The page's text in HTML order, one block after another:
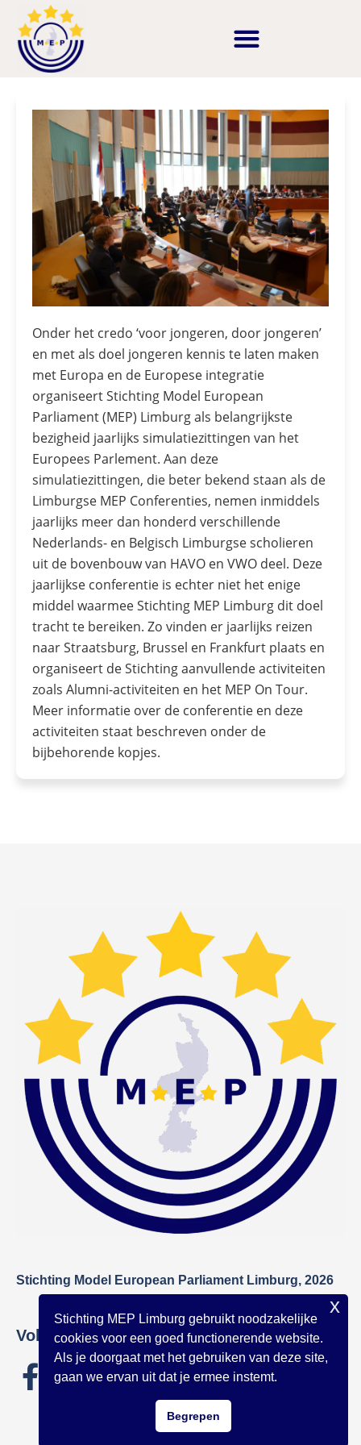
Onder het credo ‘voor jongeren, door jongeren’
en met als doel jongeren kennis te laten maken
met Europa en de Europese integratie
organiseert Stichting Model European
Parliament (MEP) Limburg als belangrijkste
bezigheid jaarlijks simulatiezittingen van het
Europees Parlement. Aan deze
simulatiezittingen, die beter bekend staan als de
Limburgse MEP Conferenties, nemen inmiddels
jaarlijks meer dan honderd verschillende
Nederlands- en Belgisch Limburgse scholieren
uit de bovenbouw van HAVO en VWO deel. Deze
jaarlijkse conferentie is echter niet het enige
middel waarmee Stichting MEP Limburg dit doel
tracht te bereiken. Zo vinden er jaarlijks reizen
naar Straatsburg, Brussel en Frankfurt plaats en
organiseert de Stichting aanvullende activiteiten
zoals Alumni-activiteiten en het MEP On Tour.
Meer informatie over de conferentie en deze
activiteiten staat beschreven onder de
bijbehorende kopjes.
Stichting Model European Parliament Limburg, 2026
Volg onze socials!
Stichting MEP Limburg gebruikt noodzakelijke
cookies voor een goed functionerende website.
Als je doorgaat met het gebruiken van deze site,
gaan we ervan uit dat je ermee instemt.
Begrepen
x